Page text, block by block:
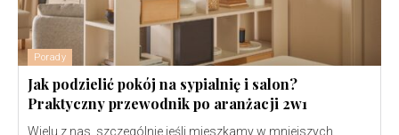
Porady
Jak podzielić pokój na sypialnię i salon?
Praktyczny przewodnik po aranżacji 2w1
Wielu z nas, szczególnie jeśli mieszkamy w mniejszych